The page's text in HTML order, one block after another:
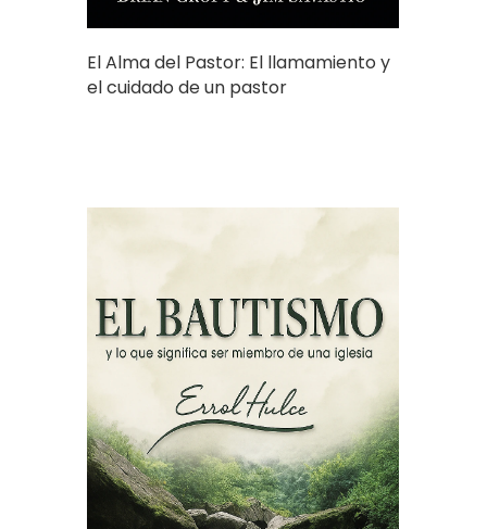
El Alma del Pastor: El llamamiento y
el cuidado de un pastor